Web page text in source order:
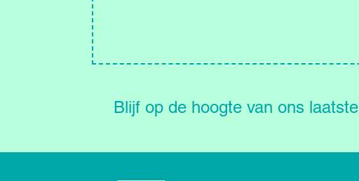
de
hoogte
Blijf op de hoogte van ons laatste